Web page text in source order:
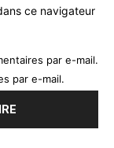
ce navigateur
par e-mail.
par e-mail.